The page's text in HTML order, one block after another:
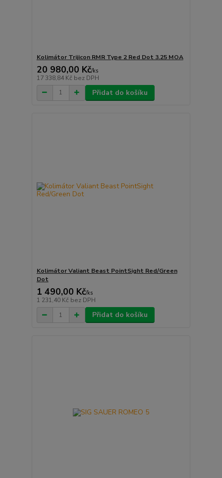
Kolimátor Trijicon RMR Type 2 Red Dot 3.25 MOA
20 980,00 Kč/ks
17 338,84 Kč bez DPH
Přidat do košíku
Kolimátor Valiant Beast PointSight Red/Green
Dot
1 490,00 Kč/ks
1 231,40 Kč bez DPH
Přidat do košíku